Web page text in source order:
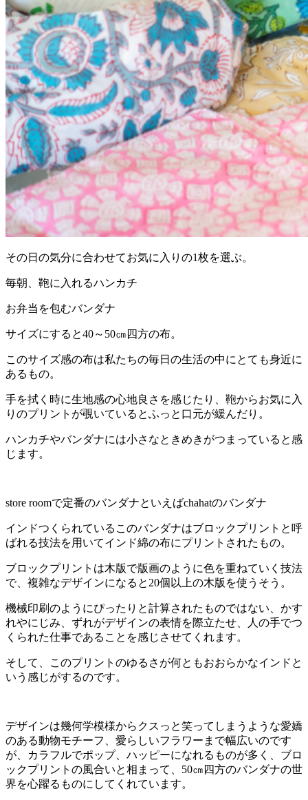
その日の気分に合わせてお気に入りの1枚を選ぶ。
毎朝、鞄に入れるハンカチ
お弁当を包むバンダナ
サイズにすると40～50㎝四方の布。
このサイズ感の布は私たちの毎日の生活の中にとても身近に
あるもの。
手を拭く時に生地感の心地良さを感じたり、鞄からお気に入
りのプリントが覗いているとふっと口元が緩んだり。
ハンカチやバンダナには小さなときめきがつまっていると感
じます。
store roomで定番のバンダナといえばchahatのバンダナ
インドつくられているこのバンダナはブロックプリントと呼
ばれる技法を用いてインド綿の布にプリントされたもの。
ブロックプリントは木版で版画のように色を重ねていく技法
で、複雑なデザインになると20個以上の木版を使うそう。
機械印刷のようにぴったりと計算されたものではない、かす
れやにじみ、ずれがデザインの表情を際立たせ、人の手でつ
くられた仕事であることを感じさせてくれます。
そして、このプリントのゆるさが何ともおおらかなインドと
いう感じがするのです。
デザインは幾何学模様からクスっと笑ってしまうような愛嬌
のある動物モチーフ、愛らしいフラワーまで幅広いのです
が、カラフルでポップ、ハッピーになれるものが多く、ブロ
ックプリントの風合いと相まって、50㎝四方のバンダナの世
界を心躍るものにしてくれています。